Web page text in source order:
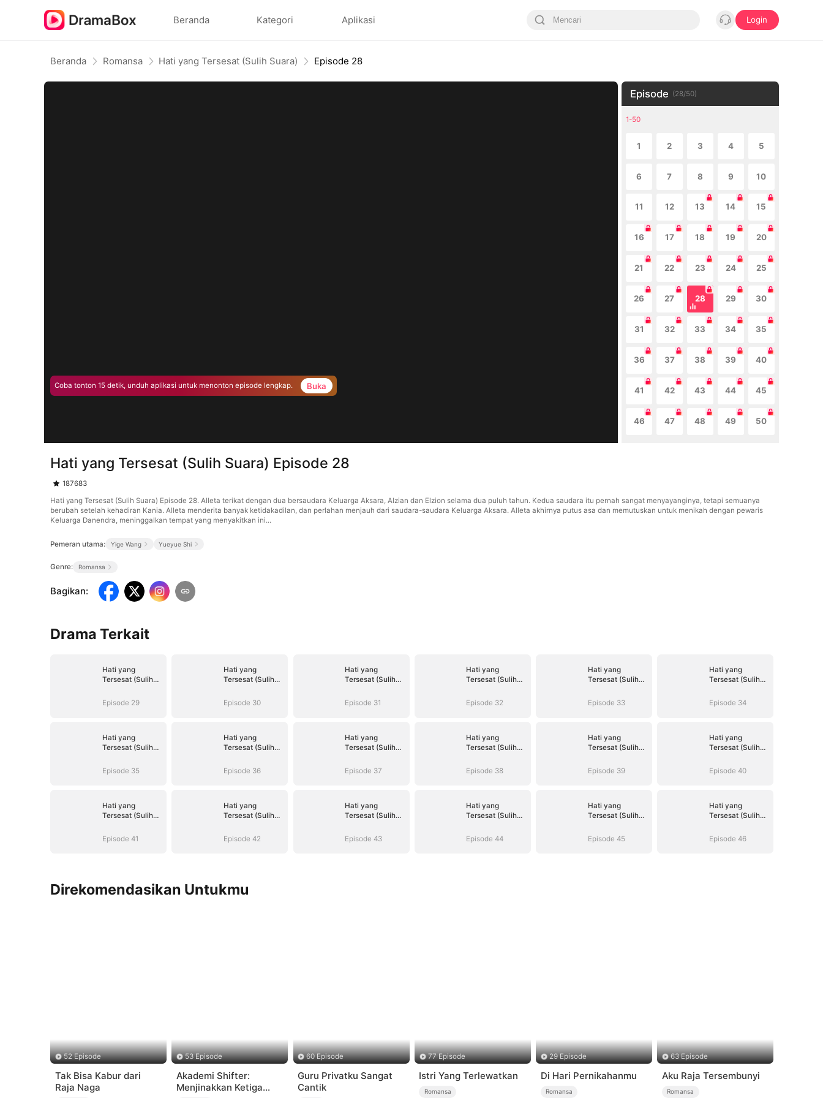
Beranda Kategori Aplikasi Login
Beranda Romansa Hati yang Tersesat (Sulih Suara) Episode 28
Coba tonton 15 detik, unduh aplikasi untuk menonton episode lengkap. Buka
Episode (28/50)
1-50
1 2 3 4 5
6 7 8 9 10
11 12 13 14 15
16 17 18 19 20
21 22 23 24 25
26 27 28 29 30
31 32 33 34 35
36 37 38 39 40
41 42 43 44 45
46 47 48 49 50
Hati yang Tersesat (Sulih Suara) Episode 28
187683
Hati yang Tersesat (Sulih Suara) Episode 28. Alleta terikat dengan dua bersaudara Keluarga Aksara, Alzian dan Elzion selama dua puluh tahun. Kedua saudara itu pernah sangat menyayanginya, tetapi semuanya
berubah setelah kehadiran Kania. Alleta menderita banyak ketidakadilan, dan perlahan menjauh dari saudara-saudara Keluarga Aksara. Alleta akhirnya putus asa dan memutuskan untuk menikah dengan pewaris
Keluarga Danendra, meninggalkan tempat yang menyakitkan ini...
Pemeran utama: Yige Wang Yueyue Shi
Genre: Romansa
Bagikan:
Drama Terkait
Hati yang
Tersesat (Sulih
Episode 29
Hati yang
Tersesat (Sulih
Episode 30
Hati yang
Tersesat (Sulih
Episode 31
Hati yang
Tersesat (Sulih
Episode 32
Hati yang
Tersesat (Sulih
Episode 33
Hati yang
Tersesat (Sulih
Episode 34
Hati yang
Tersesat (Sulih
Episode 35
Hati yang
Tersesat (Sulih
Episode 36
Hati yang
Tersesat (Sulih
Episode 37
Hati yang
Tersesat (Sulih
Episode 38
Hati yang
Tersesat (Sulih
Episode 39
Hati yang
Tersesat (Sulih
Episode 40
Hati yang
Tersesat (Sulih
Episode 41
Hati yang
Tersesat (Sulih
Episode 42
Hati yang
Tersesat (Sulih
Episode 43
Hati yang
Tersesat (Sulih
Episode 44
Hati yang
Tersesat (Sulih
Episode 45
Hati yang
Tersesat (Sulih
Episode 46
Direkomendasikan Untukmu
52 Episode
Tak Bisa Kabur dari
Raja Naga
53 Episode
Akademi Shifter:
Menjinakkan Ketiga
60 Episode
Guru Privatku Sangat
Cantik
77 Episode
Istri Yang Terlewatkan
Romansa
29 Episode
Di Hari Pernikahanmu
Romansa
63 Episode
Aku Raja Tersembunyi
Romansa